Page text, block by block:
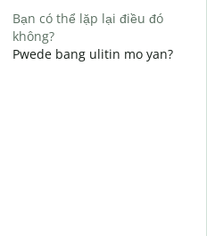
Bạn có thể lặp lại điều đó
không?
Pwede bang ulitin mo yan?